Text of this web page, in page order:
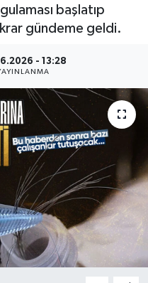
başlatıp
gündeme geldi.
- 13:28